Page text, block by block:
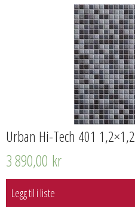
Urban Hi-Tech 401 1,2×1,2
3 890,00 kr
Legg til i liste